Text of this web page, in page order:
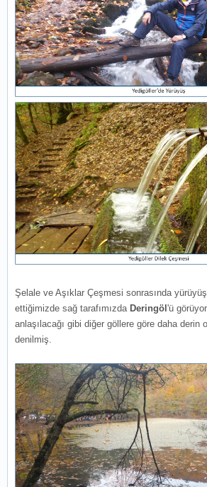
Şelale ve Aşıklar Çeşmesi sonrasında
ettiğimizde sağ tarafımızda Deringöl 'ü
anlaşılacağı gibi diğer göllere göre daha derin
denilmiş.